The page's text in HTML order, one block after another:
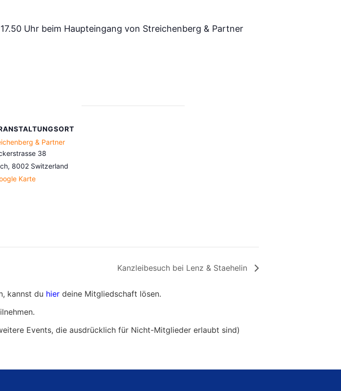
Uhr beim Haupteingang von Streichenberg & Partner
& Partner
38
, 8002 Switzerland
Karte
Kanzleibesuch bei Lenz & Staehelin
kannst du hier deine Mitgliedschaft lösen.
Events, die ausdrücklich für Nicht-Mitglieder erlaubt sind)